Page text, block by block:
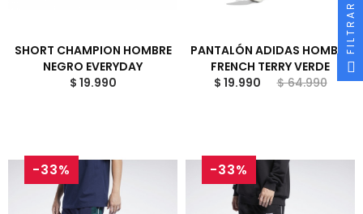
SHORT CHAMPION HOMBRE
NEGRO EVERYDAY
$ 19.990
PANTALÓN ADIDAS HOMBRE
FRENCH TERRY VERDE
$ 19.990
$ 64.990
-33% -33%
FILTRAR